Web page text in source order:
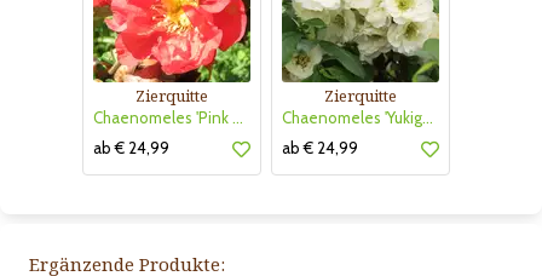
Zierquitte
Chaenomeles 'Pink Storm'
ab € 24,99
Zierquitte
Chaenomeles 'Yukigoten'
ab € 24,99
Ergänzende Produkte: